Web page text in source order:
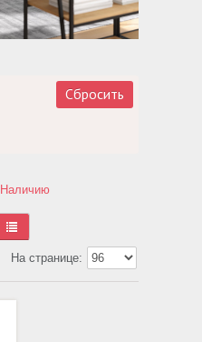
Сбросить
Наличию
На странице: